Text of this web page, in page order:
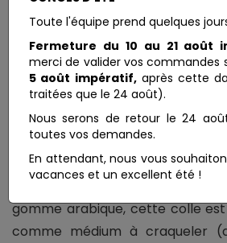
long que la normale. Sa
absence de toxicité en font un
les assemblages. Elle peut
résistante aux solvants.
elle a une faible résistance à
utilisée par les restaurateurs
qu’une fois sèche celle-ci
l’humidifiant, elle retrouve
gomme arabique, cette colle
comme médium à craqueler
Toute l'équipe prend quelques
Fermeture du 10 au 21 août
merci de valider vos commandes
5 août impératif,après cette
traitées que le 24 août).
Nous serons de retour le 24
toutes vos demandes.
En attendant, nous vous
vacances et un excellent été !